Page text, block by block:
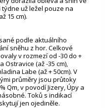
už ležel pouze na
15 cm).
podle aktuálního
sněhu z hor. Celkové
v rozmezí od -30 do +
Ostravice (až -35 cm),
Labe (až + 50cm). V
průměry jsou průtoky
Qm, v povodí Jizery, Úpy a
Toků s indikací
jen ojediněle.